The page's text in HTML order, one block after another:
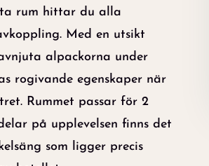
rum hittar du alla
Med en utsikt
alpackorna under
rogivande egenskaper när
Rummet passar för 2
på upplevelsen finns det
som ligger precis